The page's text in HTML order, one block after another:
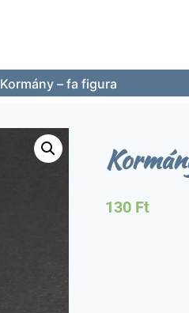
Kormány – fa figura
130 Ft